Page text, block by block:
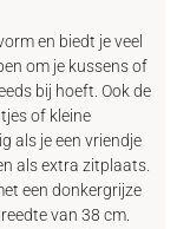
en biedt je veel
om je kussens of
bij hoeft. Ook de
of kleine
als je een vriendje
als extra zitplaats.
een donkergrijze
van 38 cm.